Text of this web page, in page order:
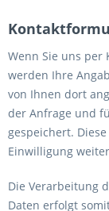
Wenn Sie uns per
werden Ihre
von Ihnen dort
der Anfrage und
gespeichert.
Einwilligung
Die Verarbeitung
Daten erfolgt